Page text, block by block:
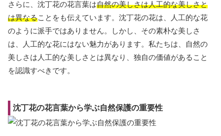
さらに、沈丁花の花言葉は自然の美しさは人工的な美しさと
は異なることをも伝えています。沈丁花の花は、人工的な花
のように派手ではありません。しかし、その素朴な美しさ
は、人工的な花にはない魅力があります。私たちは、自然の
美しさは人工的な美しさとは異なり、独自の価値があること
を認識すべきです。
沈丁花の花言葉から学ぶ自然保護の重要性